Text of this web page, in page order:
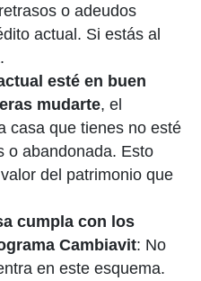
o adeudos
actual. Si estás al
esté en buen
mudarte, el
casa que tienes no esté
o abandonada. Esto
del patrimonio que
cumpla con los
Cambiavit: No
en este esquema.